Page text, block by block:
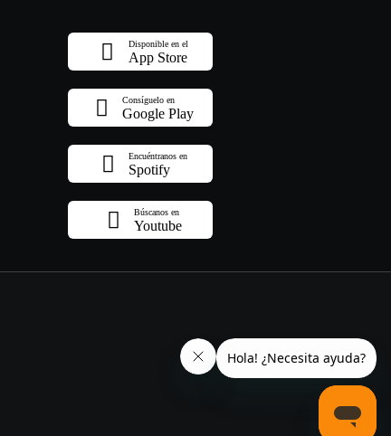
Disponible en el
App Store
Consíguelo en
Google Play
Encuéntranos en
Spotify
Búscanos en
Youtube